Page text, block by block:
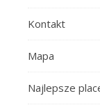
Kontakt
Mapa
Najlepsze